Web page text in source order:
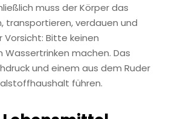
muss der Körper das
transportieren, verdauen und
Vorsicht: Bitte keinen
machen. Das
und einem aus dem Ruder
führen.